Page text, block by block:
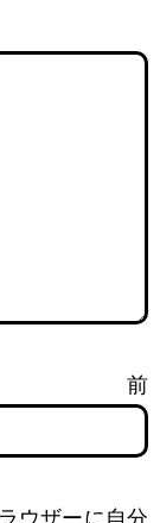
ウザーに自分